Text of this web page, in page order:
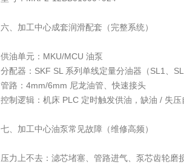
六、加工中心成套润滑配套（完整系统）
供油单元：MKU/MCU 油泵
分配器：SKF SL 系列单线定量分油器（SL1、
管路：4mm/6mm 尼龙油管、快速接头
控制逻辑：机床 PLC 定时触发供油，缺油 / 失
七、加工中心油泵常见故障（维修高频）
压力上不去：滤芯堵塞、管路进气、泵芯齿轮磨